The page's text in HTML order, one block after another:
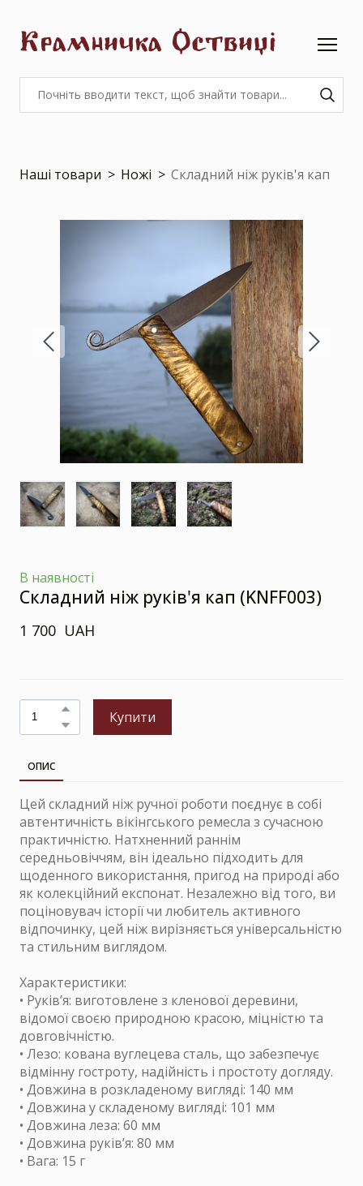
Крамничка Оствиці
Наші товари Ножі Складний ніж руків'я кап
В наявності
Складний ніж руків'я кап (KNFF003)
1 700  UAH
Купити
ОПИС
Цей складний ніж ручної роботи поєднує в собі
автентичність вікінгського ремесла з сучасною
практичністю. Натхненний раннім
середньовіччям, він ідеально підходить для
щоденного використання, пригод на природі або
як колекційний експонат. Незалежно від того, ви
поціновувач історії чи любитель активного
відпочинку, цей ніж вирізняється універсальністю
та стильним виглядом.
Характеристики:
• Руків’я: виготовлене з кленової деревини,
відомої своєю природною красою, міцністю та
довговічністю.
• Лезо: кована вуглецева сталь, що забезпечує
відмінну гостроту, надійність і простоту догляду.
• Довжина в розкладеному вигляді: 140 мм
• Довжина у складеному вигляді: 101 мм
• Довжина леза: 60 мм
• Довжина руків’я: 80 мм
• Вага: 15 г